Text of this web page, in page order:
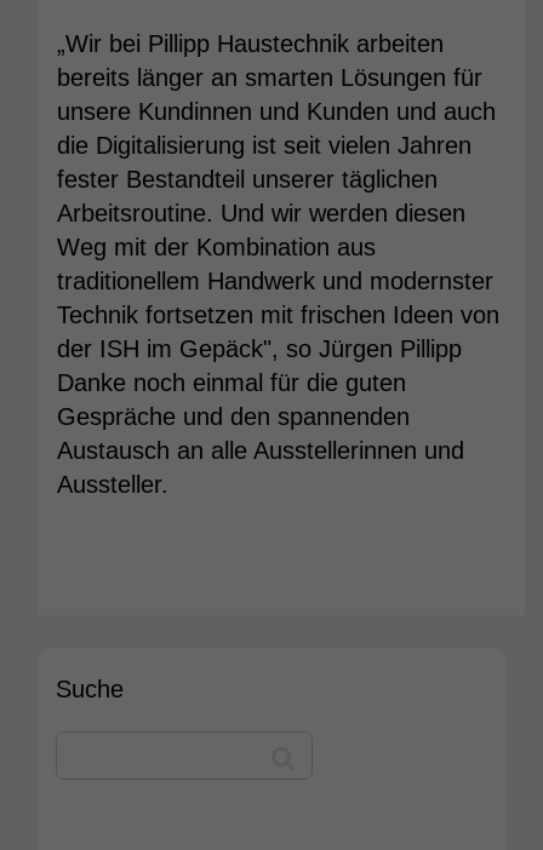
„Wir bei Pillipp Haustechnik arbeiten
bereits länger an smarten Lösungen für
unsere Kundinnen und Kunden und auch
die Digitalisierung ist seit vielen Jahren
fester Bestandteil unserer täglichen
Arbeitsroutine. Und wir werden diesen
Weg mit der Kombination aus
traditionellem Handwerk und modernster
Technik fortsetzen mit frischen Ideen von
der ISH im Gepäck", so Jürgen Pillipp
Danke noch einmal für die guten
Gespräche und den spannenden
Austausch an alle Ausstellerinnen und
Aussteller.
Suche